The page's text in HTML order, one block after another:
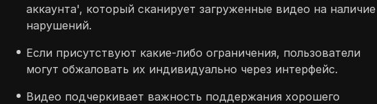
аккаунта', который сканирует загруженные видео на наличие
нарушений.
Если присутствуют какие-либо ограничения, пользователи
могут обжаловать их индивидуально через интерфейс.
Видео подчеркивает важность поддержания хорошего